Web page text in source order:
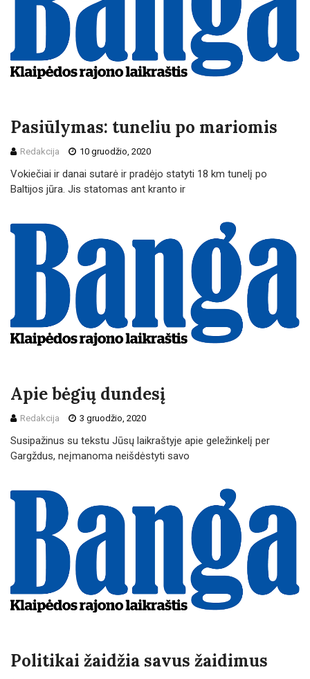
Pasiūlymas: tuneliu po mariomis
Redakcija 10 gruodžio, 2020
Vokiečiai ir danai sutarė ir pradėjo statyti 18 km tunelį po
Baltijos jūra. Jis statomas ant kranto ir
Apie bėgių dundesį
Redakcija 3 gruodžio, 2020
Susipažinus su tekstu Jūsų laikraštyje apie geležinkelį per
Gargždus, neįmanoma neišdėstyti savo
Politikai žaidžia savus žaidimus